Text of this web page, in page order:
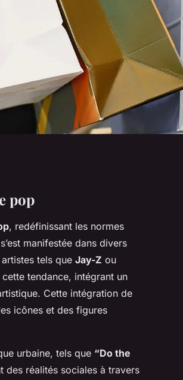
pop
, redéfinissant les normes
manifestée dans divers
tels que Jay-Z ou
tendance, intégrant un
Cette intégration de
icônes et des figures
urbaine, tels que “Do the
des réalités sociales à travers